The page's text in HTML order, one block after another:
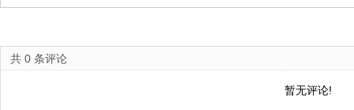
共 0 条评论
暂无评论!